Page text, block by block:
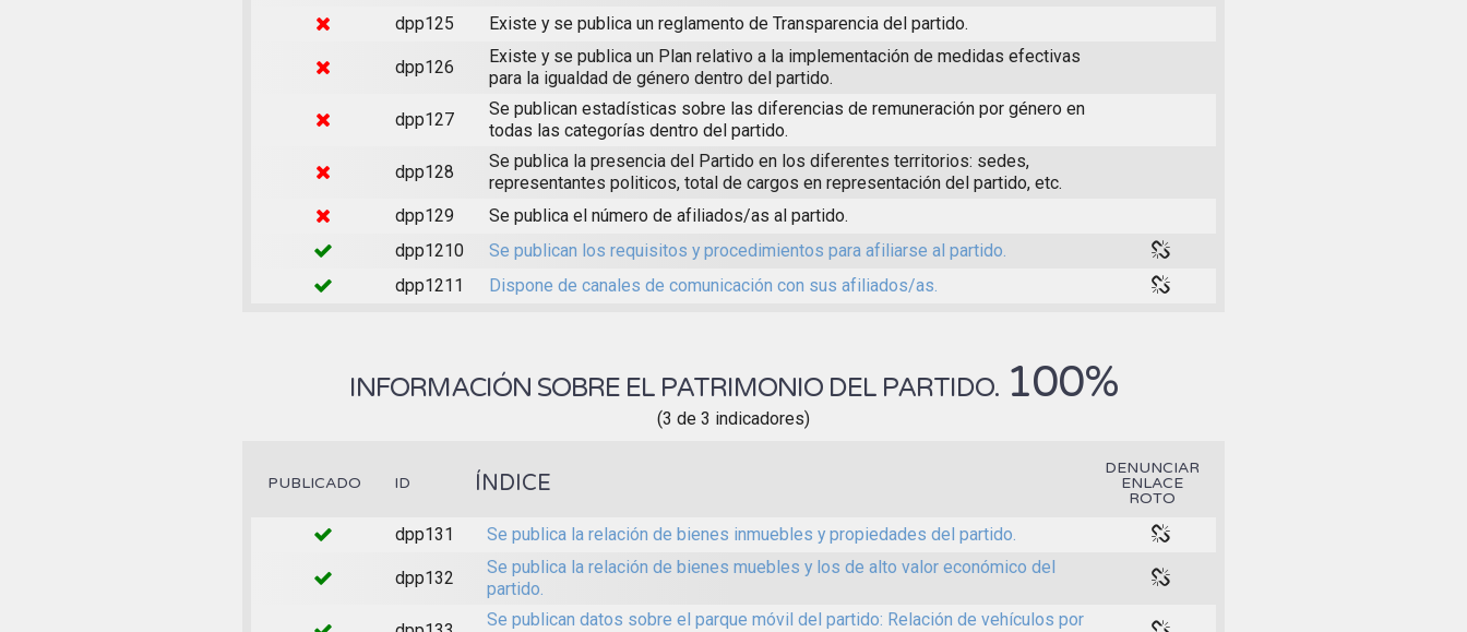
dpp125
Existe y se publica un reglamento de Transparencia del partido.
dpp126
Existe y se publica un Plan relativo a la implementación de medidas efectivas
para la igualdad de género dentro del partido.
dpp127
Se publican estadísticas sobre las diferencias de remuneración por género en
todas las categorías dentro del partido.
dpp128
Se publica la presencia del Partido en los diferentes territorios: sedes,
representantes politicos, total de cargos en representación del partido, etc.
dpp129
Se publica el número de afiliados/as al partido.
dpp1210
Se publican los requisitos y procedimientos para afiliarse al partido.
dpp1211
Dispone de canales de comunicación con sus afiliados/as.
INFORMACIÓN SOBRE EL PATRIMONIO DEL PARTIDO. 100%
(3 de 3 indicadores)
PUBLICADO ID ÍNDICE
DENUNCIAR
ENLACE
ROTO
dpp131 Se publica la relación de bienes inmuebles y propiedades del partido.
dpp132
Se publica la relación de bienes muebles y los de alto valor económico del
partido.
Se publican datos sobre el parque móvil del partido: Relación de vehículos por